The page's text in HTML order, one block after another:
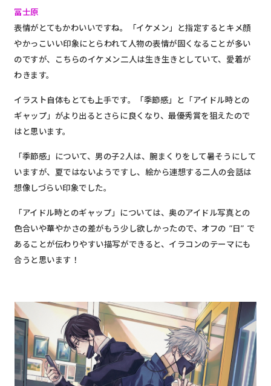
冨士原
表情がとてもかわいいですね。「イケメン」と指定するとキメ顔
やかっこいい印象にとらわれて人物の表情が固くなることが多い
のですが、こちらのイケメン二人は生き生きとしていて、愛着が
わきます。
イラスト自体もとても上手です。
「季節感」と「アイドル時との
ギャップ」がより出るとさらに良く なり、最優秀賞を狙えたので
はと思います。
「季節感」について、男の子2人は、腕まくりをして暑そうにして
いますが、夏ではないようですし、絵から連想する二人の会話は
想像しづらい印象でした。
「アイドル時とのギャップ」については、奥のアイドル写真との
色合いや華やかさの差がもう少し欲しかったので、 オフの ”日” で
あることが伝わりやすい描写ができると、イラコンのテーマにも
合う と思います！